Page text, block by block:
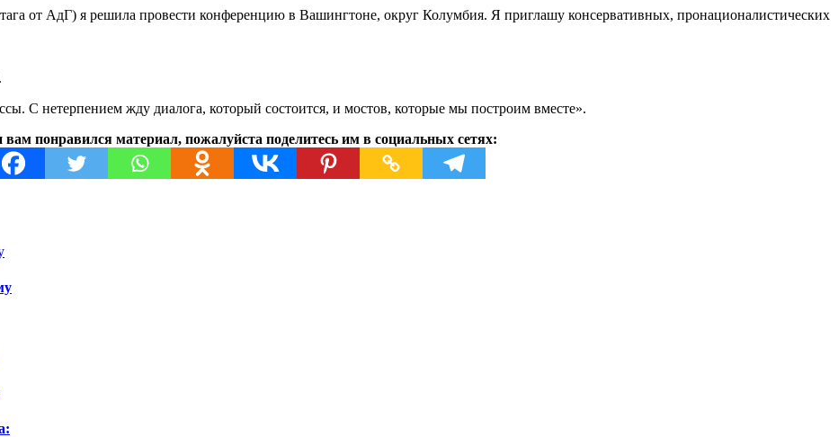
от АдГ) я решила провести конференцию в Вашингтоне, округ Колумбия. Я приглашу консервативных, пронационалистических
С нетерпением жду диалога, который состоится, и мостов, которые мы построим вместе».
вам понравился материал, пожалуйста поделитесь им в социальных сетях: